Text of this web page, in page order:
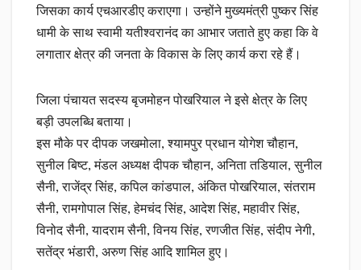
जिसका कार्य एचआरडीए कराएगा। उन्होंने मुख्यमंत्री पुष्कर सिंह
धामी के साथ स्वामी यतीश्वरानंद का आभार जताते हुए कहा कि वे
लगातार क्षेत्र की जनता के विकास के लिए कार्य करा रहे हैं।
जिला पंचायत सदस्य बृजमोहन पोखरियाल ने इसे क्षेत्र के लिए
बड़ी उपलब्धि बताया।
इस मौके पर दीपक जखमोला, श्यामपुर प्रधान योगेश चौहान,
सुनील बिष्ट, मंडल अध्यक्ष दीपक चौहान, अनिता तडियाल, सुनील
सैनी, राजेंद्र सिंह, कपिल कांडपाल, अंकित पोखरियाल, संतराम
सैनी, रामगोपाल सिंह, हेमचंद सिंह, आदेश सिंह, महावीर सिंह,
विनोद सैनी, यादराम सैनी, विनय सिंह, रणजीत सिंह, संदीप नेगी,
सतेंद्र भंडारी, अरुण सिंह आदि शामिल हुए।